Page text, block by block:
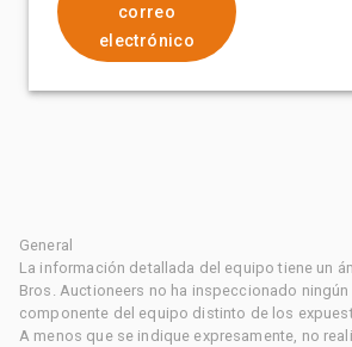
correo
electrónico
General
La información detallada del equipo tiene un
Bros. Auctioneers no ha inspeccionado
componente del equipo distinto de los
A menos que se indique expresamente, no